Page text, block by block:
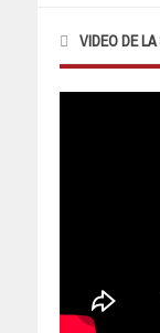
VIDEO DE